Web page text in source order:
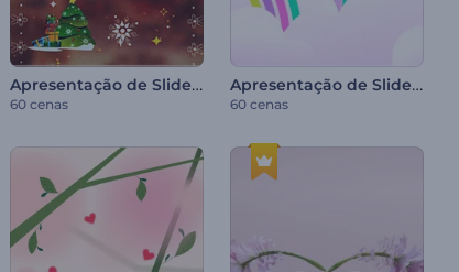
Apresentação de Slides de Natal
60 cenas
Apresentação de Slides de Aniversário Infantil
60 cenas